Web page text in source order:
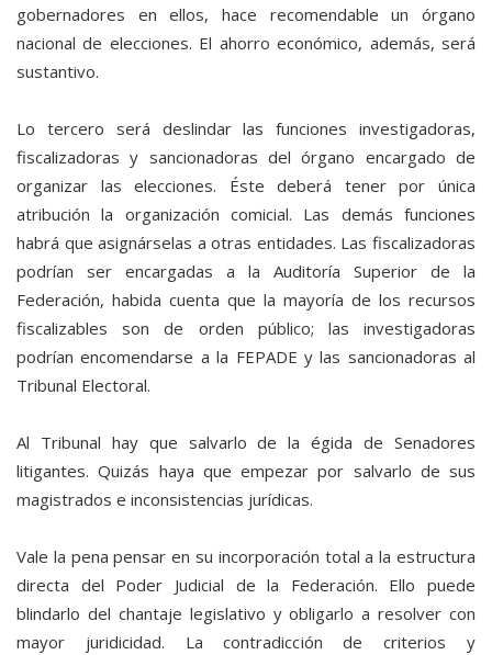
gobernadores en ellos, hace recomendable un órgano
nacional de elecciones. El ahorro económico, además, será
sustantivo.
Lo tercero será deslindar las funciones investigadoras,
fiscalizadoras y sancionadoras del órgano encargado de
organizar las elecciones. Éste deberá tener por única
atribución la organización comicial. Las demás funciones
habrá que asignárselas a otras entidades. Las fiscalizadoras
podrían ser encargadas a la Auditoría Superior de la
Federación, habida cuenta que la mayoría de los recursos
fiscalizables son de orden público; las investigadoras
podrían encomendarse a la FEPADE y las sancionadoras al
Tribunal Electoral.
Al Tribunal hay que salvarlo de la égida de Senadores
litigantes. Quizás haya que empezar por salvarlo de sus
magistrados e inconsistencias jurídicas.
Vale la pena pensar en su incorporación total a la estructura
directa del Poder Judicial de la Federación. Ello puede
blindarlo del chantaje legislativo y obligarlo a resolver con
mayor juridicidad. La contradicción de criterios y